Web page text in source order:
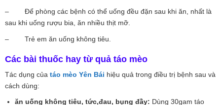
– Để phòng các bệnh có thể uống đều đặn sau khi ăn, nhất là
sau khi uống rượu bia, ăn nhiều thịt mỡ.
– Trẻ em ăn uống không tiêu.
Các bài thuốc hay từ quả táo mèo
Tác dụng của táo mèo Yên Bái hiệu quả trong điều trị bệnh sau và
cách dùng:
ăn uống không tiêu, tức,đau, bụng đầy: Dùng 30gam táo